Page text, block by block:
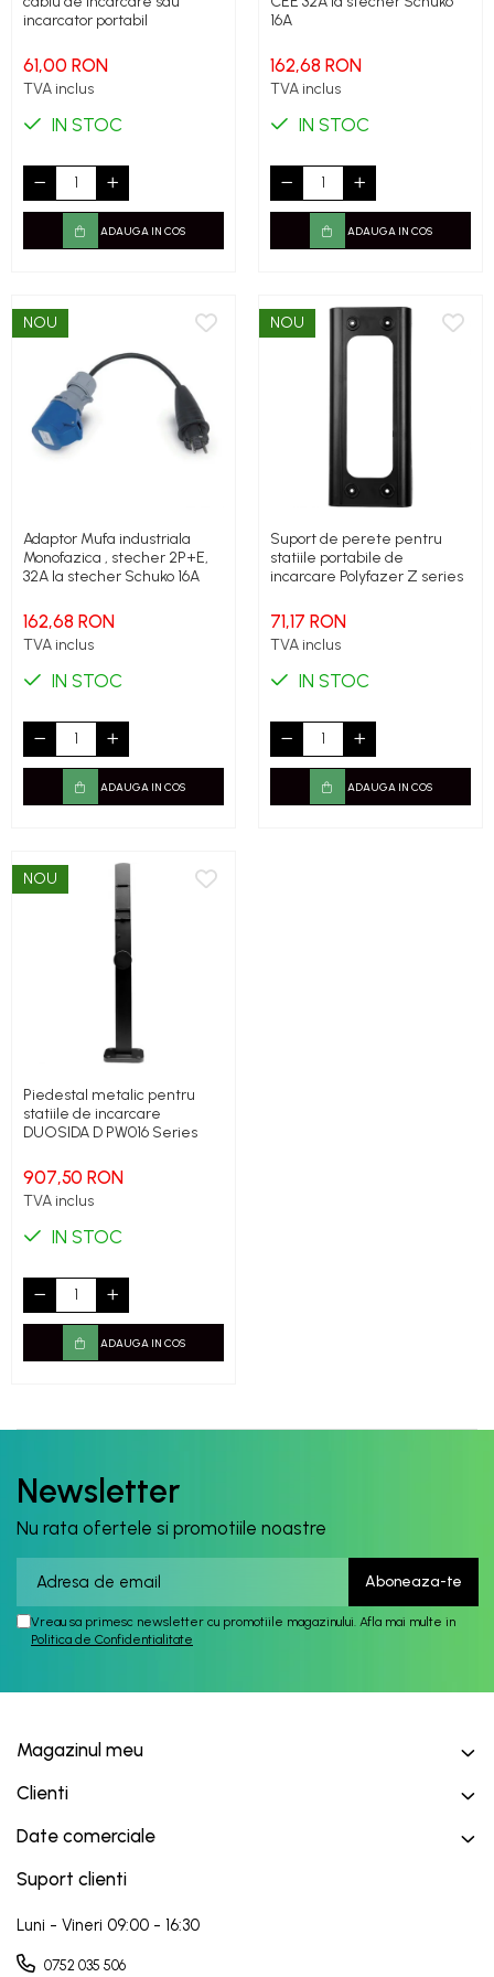
incarcator portabil
61,00 RON
TVA inclus
IN STOC
ADAUGA IN COS
16A
162,68 RON
TVA inclus
IN STOC
ADAUGA IN COS
NOU
Adaptor Mufa industriala
Monofazica , stecher 2P+E,
32A la stecher Schuko 16A
162,68 RON
TVA inclus
IN STOC
ADAUGA IN COS
NOU
Suport de perete pentru
statiile portabile de
incarcare Polyfazer Z series
71,17 RON
TVA inclus
IN STOC
ADAUGA IN COS
NOU
Piedestal metalic pentru
statiile de incarcare
DUOSIDA D PW016 Series
907,50 RON
TVA inclus
IN STOC
ADAUGA IN COS
Newsletter
Nu rata ofertele si promotiile noastre
Vreau sa primesc newsletter cu promotiile magazinului. Afla mai multe in
Politica de Confidentialitate
Magazinul meu
Clienti
Date comerciale
Suport clienti
Luni - Vineri 09:00 - 16:30
0752 035 506